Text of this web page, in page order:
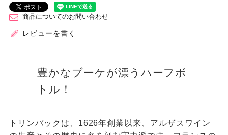
商品についてのお問い合わせ
レビューを書く
豊かなブーケが漂うハーフボ
トル！
トリンバックは、1626年創業以来、アルザスワイン